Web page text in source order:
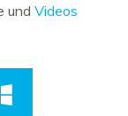
und Videos